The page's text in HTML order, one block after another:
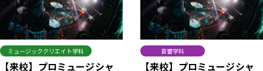
ミュージッククリエイト学科
【来校】プロミュージシャ
音響学科
【来校】プロミュージシャ